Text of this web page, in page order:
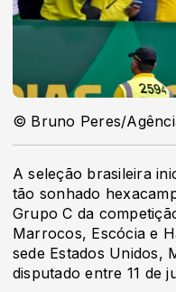
© Bruno Peres/
A seleção brasileira
tão sonhado
Grupo C da
Marrocos, Escócia e
sede Estados Unidos,
disputado entre 11 de